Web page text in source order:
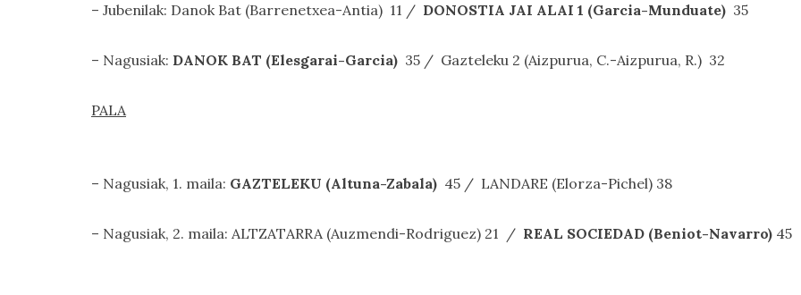
– Jubenilak: Danok Bat (Barrenetxea-Antia) 11 / DONOSTIA JAI ALAI 1 (Garcia-Munduate) 35
– Nagusiak: DANOK BAT (Elesgarai-Garcia) 35 / Gazteleku 2 (Aizpurua, C.-Aizpurua, R.) 32
PALA
– Nagusiak, 1. maila: GAZTELEKU (Altuna-Zabala) 45 / LANDARE (Elorza-Pichel) 38
– Nagusiak, 2. maila: ALTZATARRA (Auzmendi-Rodriguez) 21 / REAL SOCIEDAD (Beniot-Navarro) 45